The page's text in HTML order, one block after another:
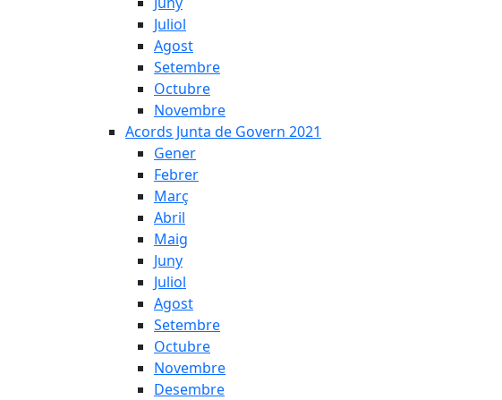
Juliol
Agost
Setembre
Octubre
Novembre
Acords Junta de Govern 2021
Gener
Febrer
Març
Abril
Maig
Juny
Juliol
Agost
Setembre
Octubre
Novembre
Desembre